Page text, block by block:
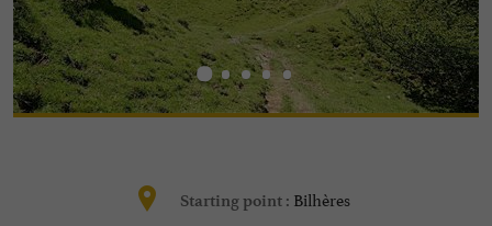
Starting point : Bilhères